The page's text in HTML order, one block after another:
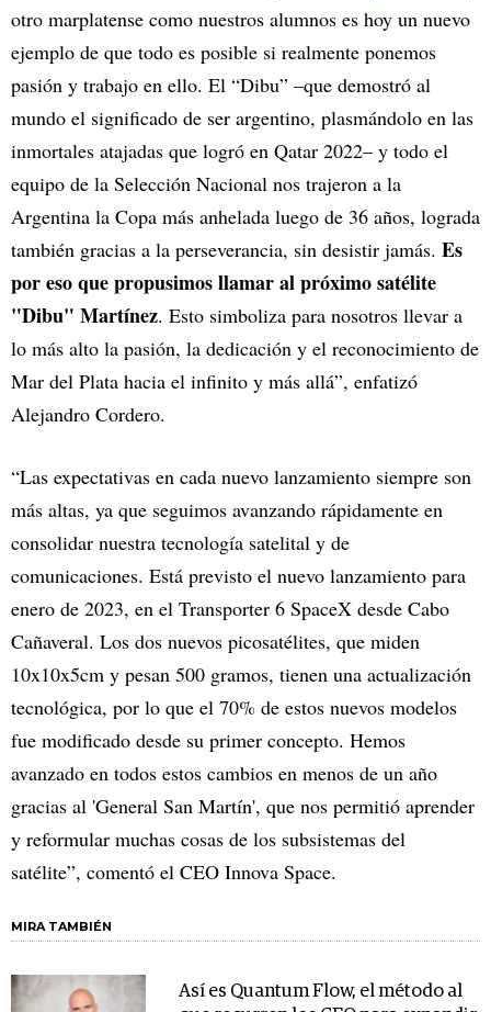
otro marplatense como nuestros alumnos es hoy un nuevo
ejemplo de que todo es posible si realmente ponemos
pasión y trabajo en ello. El “Dibu” –que demostró al
mundo el significado de ser argentino, plasmándolo en las
inmortales atajadas que logró en Qatar 2022– y todo el
equipo de la Selección Nacional nos trajeron a la
Argentina la Copa más anhelada luego de 36 años, lograda
también gracias a la perseverancia, sin desistir jamás. Es
por eso que propusimos llamar al próximo satélite
"Dibu" Martínez. Esto simboliza para nosotros llevar a
lo más alto la pasión, la dedicación y el reconocimiento de
Mar del Plata hacia el infinito y más allá”, enfatizó
Alejandro Cordero.
“Las expectativas en cada nuevo lanzamiento siempre son
más altas, ya que seguimos avanzando rápidamente en
consolidar nuestra tecnología satelital y de
comunicaciones. Está previsto el nuevo lanzamiento para
enero de 2023, en el Transporter 6 SpaceX desde Cabo
Cañaveral. Los dos nuevos picosatélites, que miden
10x10x5cm y pesan 500 gramos, tienen una actualización
tecnológica, por lo que el 70% de estos nuevos modelos
fue modificado desde su primer concepto. Hemos
avanzado en todos estos cambios en menos de un año
gracias al 'General San Martín', que nos permitió aprender
y reformular muchas cosas de los subsistemas del
satélite”, comentó el CEO Innova Space.
MIRA TAMBIÉN
Así es Quantum Flow, el método al